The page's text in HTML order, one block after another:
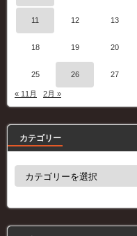
11 12 13
18 19 20
25 26 27
« 11月 2月 »
カテゴリー
カ
ー